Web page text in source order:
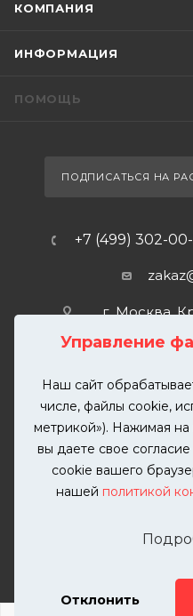
Управление
Наш сайт
числе, файлы cookie,
метрикой»). Нажимая
вы даете свое
cookie вашего
нашей политикой
Отклонить
КОМПАНИЯ
ИНФОРМАЦИЯ
ПОМОЩЬ
ПОДПИСАТЬСЯ НА
+7 (499) 302-
г. Москва,
2026 © KUTUZOVV |
автомобилей. Вся
разрешения
Телефон: